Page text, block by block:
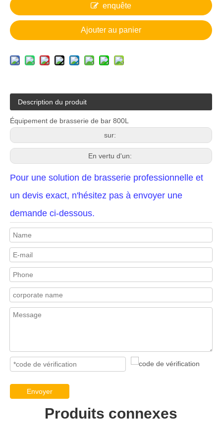
enquête
Ajouter au panier
Description du produit
Équipement de brasserie de bar 800L
sur:
En vertu d'un:
Pour une solution de brasserie professionnelle et
un devis exact, n'hésitez pas à envoyer une
demande ci-dessous.
Envoyer
Produits connexes